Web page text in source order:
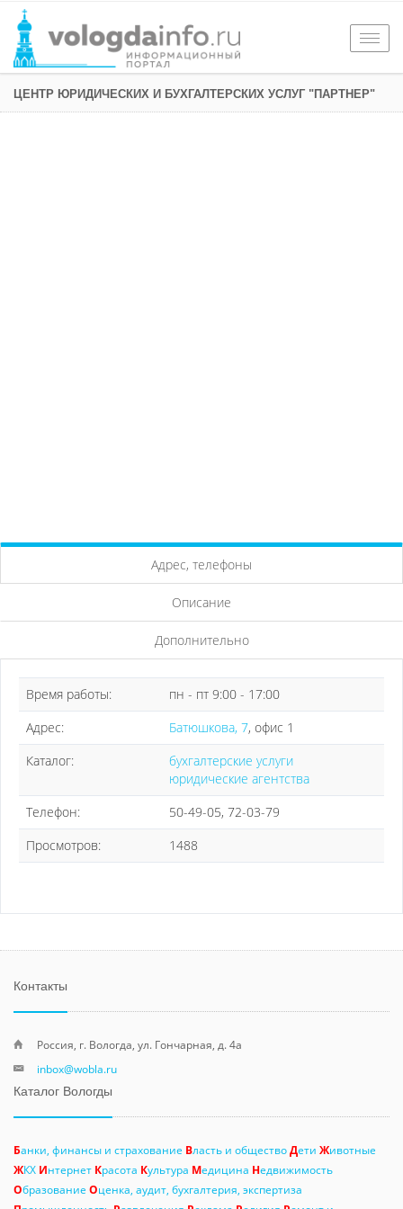
ЦЕНТР ЮРИДИЧЕСКИХ И БУХГАЛТЕРСКИХ УСЛУГ "ПАРТНЕР"
Адрес, телефоны
Описание
Дополнительно
Время работы:
пн - пт 9:00 - 17:00
Адрес:
Батюшкова, 7, офис 1
Каталог:
бухгалтерские услуги
юридические агентства
Телефон:
50-49-05, 72-03-79
Просмотров:
1488
Контакты
Россия, г. Вологда, ул. Гончарная, д. 4а
inbox@wobla.ru
Каталог Вологды
Банки, финансы и страхование Власть и обществоДети Животные
ЖКХ Интернет Красота Культура Медицина Недвижимость
Образование Оценка, аудит, бухгалтерия, экспертиза